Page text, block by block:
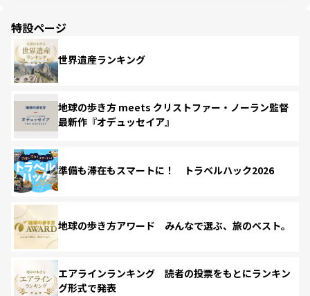
特設ページ
世界遺産ランキング
地球の歩き方 meets クリストファー・ノーラン監督
最新作『オデュッセイア』
準備も滞在もスマートに！ トラベルハック2026
地球の歩き方アワード みんなで選ぶ、旅のベスト。
エアラインランキング 読者の投票をもとにランキン
グ形式で発表